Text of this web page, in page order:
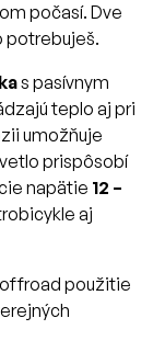
počasí. Dve
potrebuješ.
s pasívnym
teplo aj pri
umožňuje
prispôsobí
napätie 12 –
aj
použitie